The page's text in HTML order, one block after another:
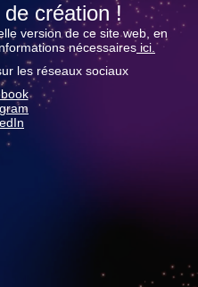
création !
version de ce site web, en
nécessaires ici.
les réseaux sociaux